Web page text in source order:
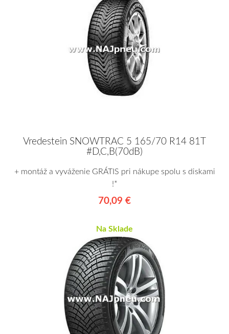
Vredestein SNOWTRAC 5 165/70 R14 81T
#D,C,B(70dB)
+ montáž a vyváženie GRÁTIS pri nákupe spolu s diskami
!*
70,09 €
Na Sklade